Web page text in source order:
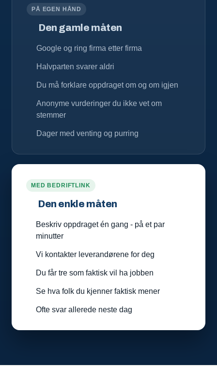
PÅ EGEN HÅND
Den gamle måten
Google og ring firma etter firma
Halvparten svarer aldri
Du må forklare oppdraget om og om igjen
Anonyme vurderinger du ikke vet om
stemmer
Dager med venting og purring
MED BEDRIFTLINK
Den enkle måten
Beskriv oppdraget én gang - på et par
minutter
Vi kontakter leverandørene for deg
Du får tre som faktisk vil ha jobben
Se hva folk du kjenner faktisk mener
Ofte svar allerede neste dag